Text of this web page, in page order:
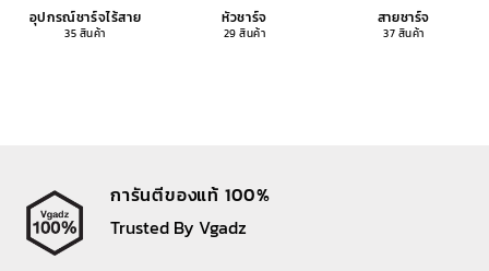
อุปกรณ์ชาร์จไร้สาย
35 สินค้า
หัวชาร์จ
29 สินค้า
สายชาร์จ
37 สินค้า
การันตีของแท้ 100%
Trusted By Vgadz